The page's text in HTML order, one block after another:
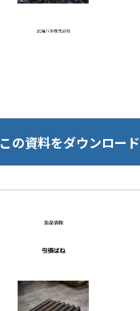
この資料をダウンロード